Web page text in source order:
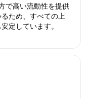
で高い流動性を提供
ため、すべての上
定しています。